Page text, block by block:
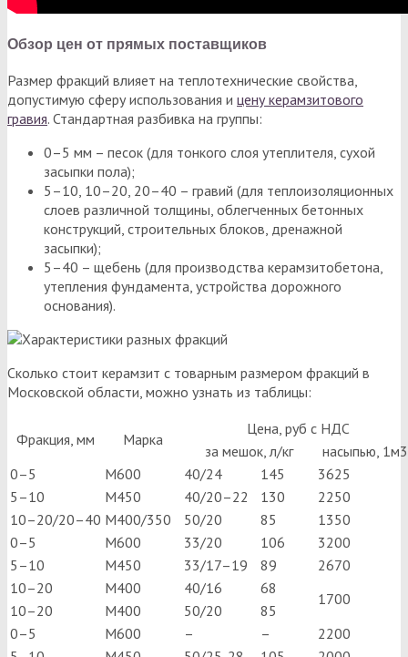
Обзор цен от прямых поставщиков
Размер фракций влияет на теплотехнические свойства,
допустимую сферу использования и цену керамзитового
гравия. Стандартная разбивка на группы:
0–5 мм – песок (для тонкого слоя утеплителя, сухой
засыпки пола);
5–10, 10–20, 20–40 – гравий (для теплоизоляционных
слоев различной толщины, облегченных бетонных
конструкций, строительных блоков, дренажной
засыпки);
5–40 – щебень (для производства керамзитобетона,
утепления фундамента, устройства дорожного
основания).
Сколько стоит керамзит с товарным размером фракций в
Московской области, можно узнать из таблицы:
Фракция, мм Марка
Цена, руб с НДС
за мешок, л/кг
насыпью, 1м3
0–5
М600 40/24 145
3625
5–10
М450 40/20–22 130
2250
10–20/20–40 М400/350 50/20 85
1350
0–5
М600 33/20 106
3200
5–10
М450 33/17–19 89
2670
10–20
М400 40/16 68
1700
10–20 М400 50/20
85
0–5
М600 – –
2200